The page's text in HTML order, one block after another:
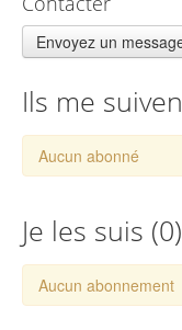
Envoyez un
Ils me
Aucun abonné
Je les suis (0)
Aucun abonnement